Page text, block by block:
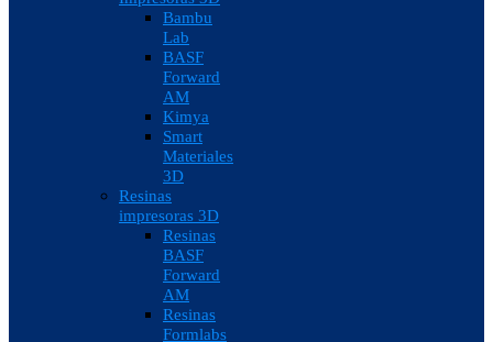
Bambu
Lab
BASF
Forward
AM
Kimya
Smart
Materiales
3D
Resinas
impresoras 3D
Resinas
BASF
Forward
AM
Resinas
Formlabs